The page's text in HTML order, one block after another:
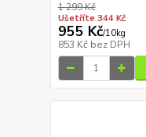
1 299 Kč
Ušetříte 344 Kč
955 Kč/10kg
853 Kč bez DPH